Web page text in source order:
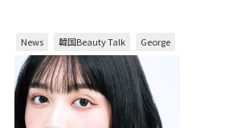
News 韓国Beauty Talk George